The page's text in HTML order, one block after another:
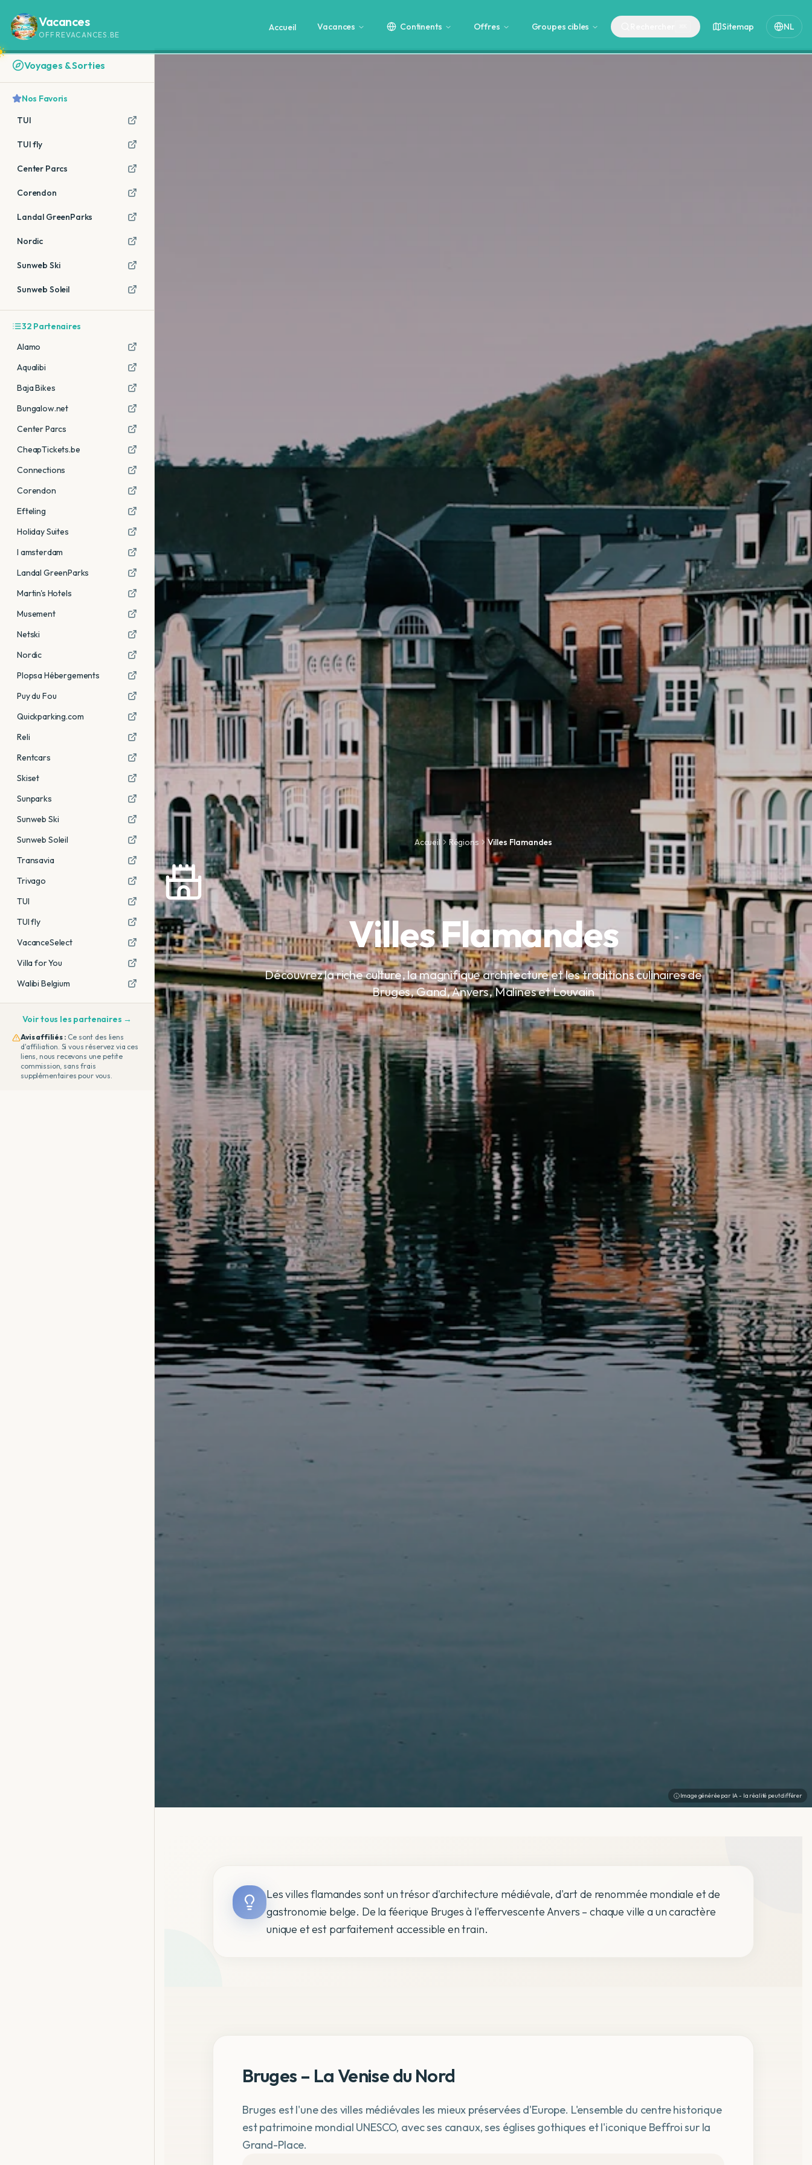
Vacances
OFFREVACANCES.BE
Accueil Vacances Continents Offres Groupes cibles Sitemap NL
Image générée par IA - la réalité peut différer
Accueil Régions Villes Flamandes
Villes Flamandes
Découvrez la riche culture, la magnifique architecture et les traditions culinaires de
Bruges, Gand, Anvers, Malines et Louvain
Les villes flamandes sont un trésor d'architecture médiévale, d'art de renommée mondiale et de
gastronomie belge. De la féerique Bruges à l'effervescente Anvers – chaque ville a un caractère
unique et est parfaitement accessible en train.
Bruges – La Venise du Nord
Bruges est l'une des villes médiévales les mieux préservées d'Europe. L'ensemble du centre historique
est patrimoine mondial UNESCO, avec ses canaux, ses églises gothiques et l'iconique Beffroi sur la
Grand-Place.
Voyages & Sorties
Nos Favoris
TUI
TUI fly
Center Parcs
Corendon
Landal GreenParks
Nordic
Sunweb Ski
Sunweb Soleil
32 Partenaires
Alamo
Aqualibi
Baja Bikes
Bungalow.net
Center Parcs
CheapTickets.be
Connections
Corendon
Efteling
Holiday Suites
I amsterdam
Landal GreenParks
Martin's Hotels
Musement
Netski
Nordic
Plopsa Hébergements
Puy du Fou
Quickparking.com
Reli
Rentcars
Skiset
Sunparks
Sunweb Ski
Sunweb Soleil
Transavia
Trivago
TUI
TUI fly
VacanceSelect
Villa for You
Walibi Belgium
Voir tous les partenaires →
Avis affiliés : Ce sont des liens
d'affiliation. Si vous réservez via ces
liens, nous recevons une petite
commission, sans frais
supplémentaires pour vous.